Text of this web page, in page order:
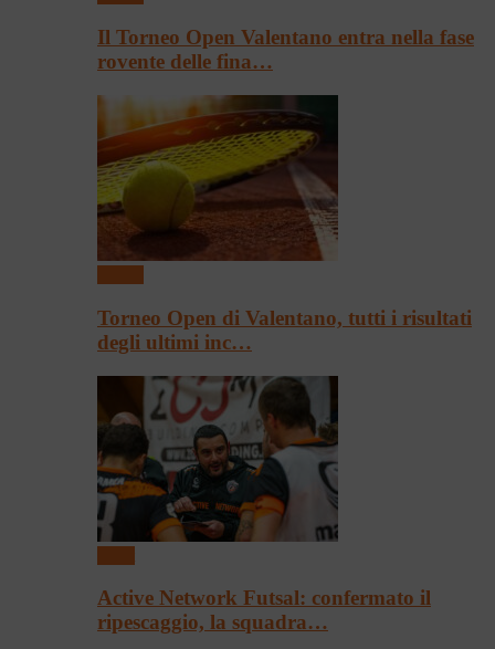
Il Torneo Open Valentano entra nella fase
rovente delle fina…
Torneo Open di Valentano, tutti i risultati
degli ultimi inc…
Active Network Futsal: confermato il
ripescaggio, la squadra…